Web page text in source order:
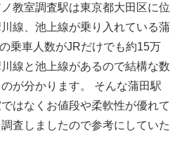
教室調査駅は東京都大田区に位
線、池上線が乗り入れている蒲
乗車人数がJRだけでも約15万
線と池上線があるので結構な数
が分かります。 そんな蒲田駅
はなくお値段や柔軟性が優れて
査しましたので参考にしていた